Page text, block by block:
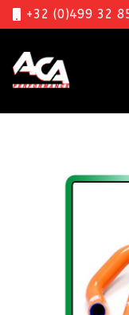
+32 (0)499 32